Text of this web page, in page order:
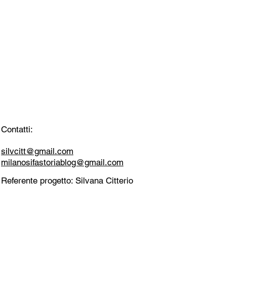
Contatti:
silvcitt@gmail.com
milanosifastoriablog@gmail.com
Referente progetto: Silvana Citterio